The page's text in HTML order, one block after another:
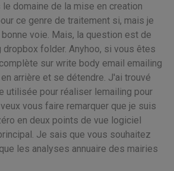
domaine de la mise en creation
ce genre de traitement si, mais je
voie. Mais, la question est de
dropbox folder. Anyhoo, si vous êtes
sur write body email emailing
arrière et se détendre. J'ai trouvé
utilisée pour réaliser lemailing pour
vous faire remarquer que je suis
en deux points de vue logiciel
Je sais que vous souhaitez
les analyses annuaire des mairies